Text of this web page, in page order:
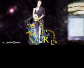
Aller
au
contenu